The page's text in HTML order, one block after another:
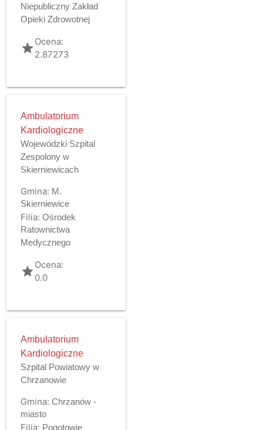
Niepubliczny Zakład
Opieki Zdrowotnej
gradeOcena:
2.87273
Ambulatorium
Kardiologiczne
Wojewódzki Szpital
Zespolony w
Skierniewicach
Gmina: M.
Skierniewice
Filia: Ośrodek
Ratownictwa
Medycznego
gradeOcena:
0.0
Ambulatorium
Kardiologiczne
Szpital Powiatowy w
Chrzanowie
Gmina: Chrzanów -
miasto
Filia: Pogotowie